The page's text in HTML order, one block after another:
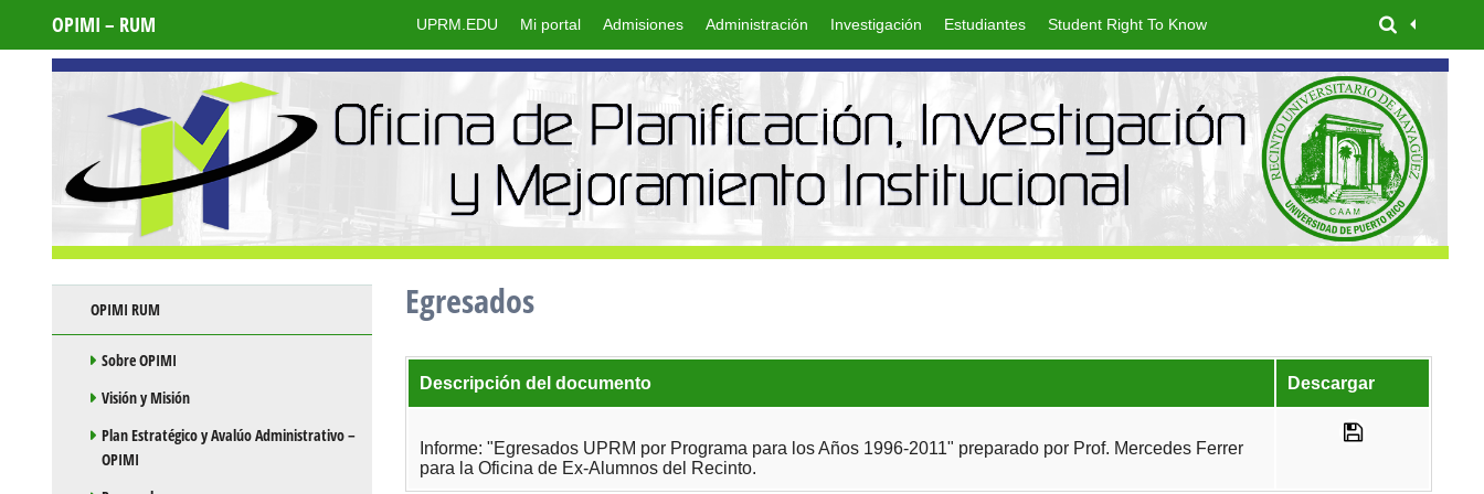
OPIMI – RUM UPRM.EDU Mi portal Admisiones Administración Investigación Estudiantes Student Right To Know
Egresados
Descripción del documento Descargar
Informe: "Egresados UPRM por Programa para los Años 1996-2011" preparado por Prof. Mercedes Ferrer
para la Oficina de Ex-Alumnos del Recinto.
OPIMI RUM
Sobre OPIMI
Visión y Misión
Plan Estratégico y Avalúo Administrativo –
OPIMI